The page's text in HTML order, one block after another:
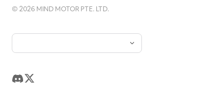
©2026 MIND MOTOR PTE. LTD.